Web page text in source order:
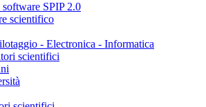
SPIP 2.0
scientifico
- Electronica - Informatica
scientifici